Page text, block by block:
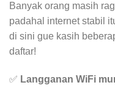
Banyak orang masih
padahal internet stabil
di sini gue kasih
daftar!
✅ Langganan WiFi